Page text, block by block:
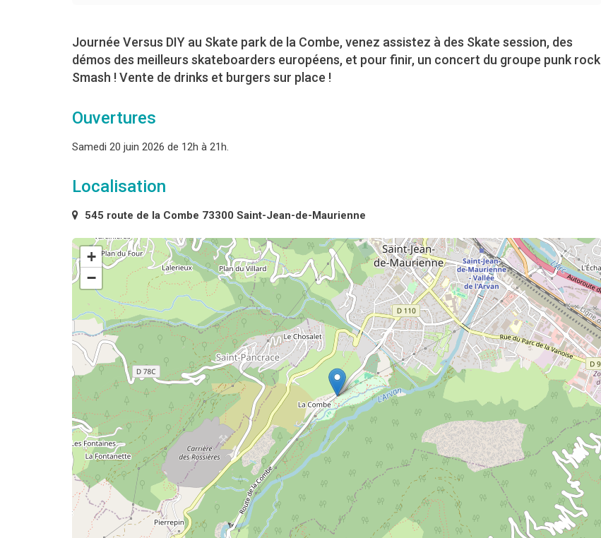
Journée Versus DIY au Skate park de la Combe, venez assistez à des Skate session, des
démos des meilleurs skateboarders européens, et pour finir, un concert du groupe punk rock
Smash ! Vente de drinks et burgers sur place !
Ouvertures
Samedi 20 juin 2026 de 12h à 21h.
Localisation
545 route de la Combe 73300 Saint-Jean-de-Maurienne
+
−